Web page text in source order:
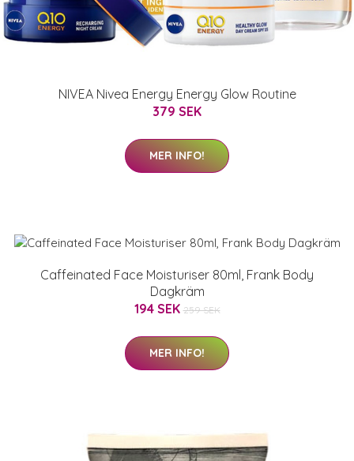
NIVEA Nivea Energy Energy Glow Routine
379 SEK
MER INFO!
Caffeinated Face Moisturiser 80ml, Frank Body
Dagkräm
194 SEK 259 SEK
MER INFO!